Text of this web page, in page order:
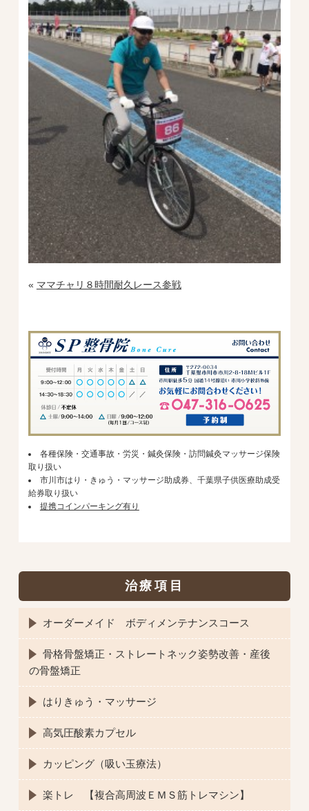
« ママチャリ８時間耐久レース参戦
各種保険・交通事故・労災・鍼灸保険・訪問鍼灸マッサージ保険
取り扱い
市川市はり・きゅう・マッサージ助成券、千葉県子供医療助成受
給券取り扱い
提携コインパーキング有り
治療項目
オーダーメイド ボディメンテナンスコース
骨格骨盤矯正・ストレートネック姿勢改善・産後
の骨盤矯正
はりきゅう・マッサージ
高気圧酸素カプセル
カッピング（吸い玉療法）
楽トレ 【複合高周波ＥＭＳ筋トレマシン】